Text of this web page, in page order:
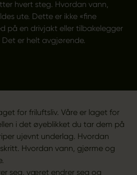
hvert steg. Hvordan vann,
ute. Dette er ikke «fine
på en drivjakt eller tilbakelegger
er helt avgjørende.
for friluftsliv. Våre er laget for
i det øyeblikket du tar dem på
ujevnt underlag. Hvordan
Hvordan vann, gjørme og
seg, været endrer seg og